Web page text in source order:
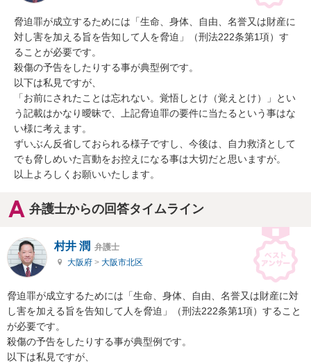
脅迫罪が成立するためには「生命、身体、自由、名誉又は財産に
対し害を加える旨を告知して人を脅迫」（刑法222条第1項）す
ることが必要です。
殺傷の予告をしたりする事が典型例です。
以下は私見ですが、
「お前にされたことは忘れない。覚悟しとけ（覚えとけ）」とい
う記載はかなり曖昧で、上記脅迫罪の要件に当たるという事はな
い様に考えます。
ずいぶん反省しておられる様子ですし、今後は、自力救済として
でも脅しめいた言動をお控えになる事は大切だと思いますが。
以上よろしくお願いいたします。
弁護士からの回答タイムライン
村井 潤 弁護士
大阪府 > 大阪市北区
脅迫罪が成立するためには「生命、身体、自由、名誉又は財産に対
し害を加える旨を告知して人を脅迫」（刑法222条第1項）すること
が必要です。
殺傷の予告をしたりする事が典型例です。
以下は私見ですが、